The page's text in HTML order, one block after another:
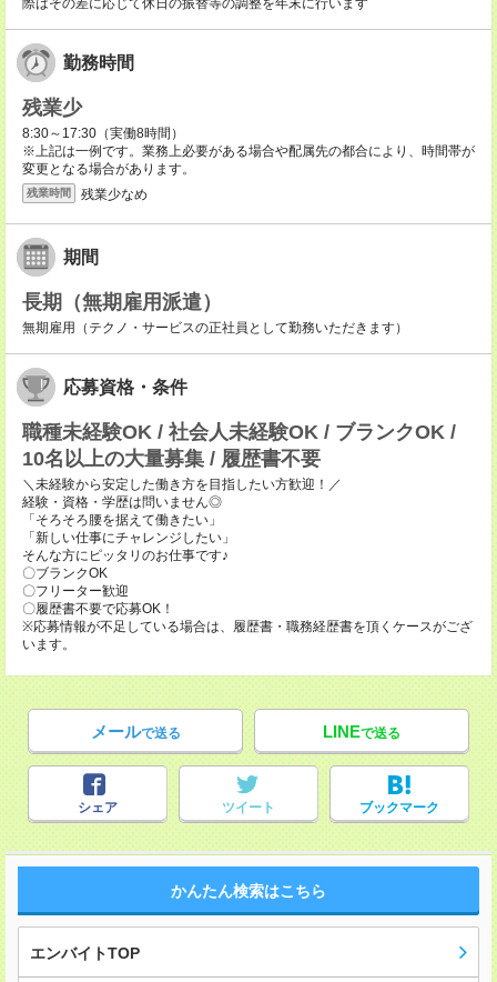
際はその差に応じて休日の振替等の調整を年末に行います
勤務時間
残業少
8:30～17:30（実働8時間）
※上記は一例です。業務上必要がある場合や配属先の都合により、時間帯が
変更となる場合があります。
残業時間 残業少なめ
期間
長期（無期雇用派遣）
無期雇用（テクノ・サービスの正社員として勤務いただきます）
応募資格・条件
職種未経験OK / 社会人未経験OK / ブランクOK /
10名以上の大量募集 / 履歴書不要
＼未経験から安定した働き方を目指したい方歓迎！／
経験・資格・学歴は問いません◎
「そろそろ腰を据えて働きたい」
「新しい仕事にチャレンジしたい」
そんな方にピッタリのお仕事です♪
〇ブランクOK
〇フリーター歓迎
〇履歴書不要で応募OK！
※応募情報が不足している場合は、履歴書・職務経歴書を頂くケースがござ
います。
メールで送る LINEで送る
シェア ツイート ブックマーク
かんたん検索はこちら
エンバイトTOP